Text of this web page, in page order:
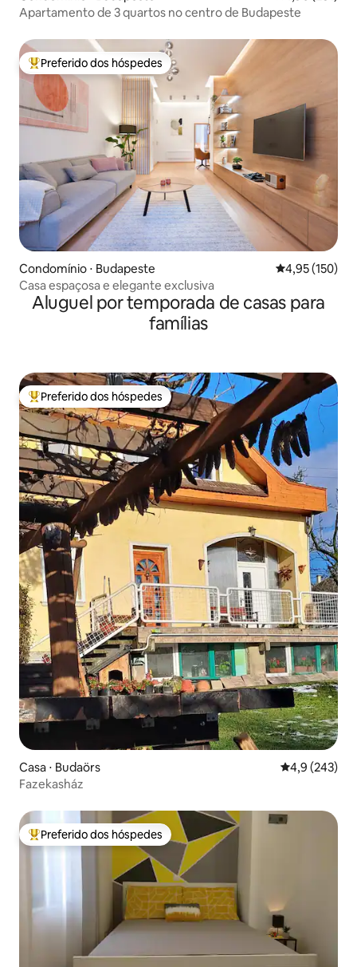
Apartamento de 3 quartos no centro de Budapeste
Entre os melhores preferidos dos hóspedes
Preferido dos hóspedes
Condomínio ⋅ Budapeste 4,95 de uma
4,95 (150)
Casa espaçosa e elegante exclusiva
Aluguel por temporada de casas para
famílias
Entre os melhores preferidos dos hóspedes
Preferido dos hóspedes
Casa ⋅ Budaörs 4,9 de uma
4,9 (243)
Fazekasház
Entre os melhores preferidos dos hóspedes
Preferido dos hóspedes